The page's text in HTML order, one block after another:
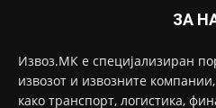
ЗА
Извоз.МК е специјализиран
извозот и извозните
како транспорт, логистика,